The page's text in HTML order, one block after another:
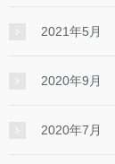
2021年5月
2020年9月
2020年7月